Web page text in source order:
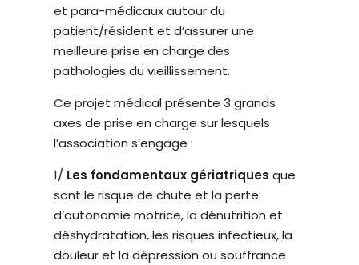
et para-médicaux autour du
patient/résident et d’assurer une
meilleure prise en charge des
pathologies du vieillissement.
Ce projet médical présente 3 grands
axes de prise en charge sur lesquels
l’association s’engage :
1/ Les fondamentaux gériatriques que
sont le risque de chute et la perte
d’autonomie motrice, la dénutrition et
déshydratation, les risques infectieux, la
douleur et la dépression ou souffrance